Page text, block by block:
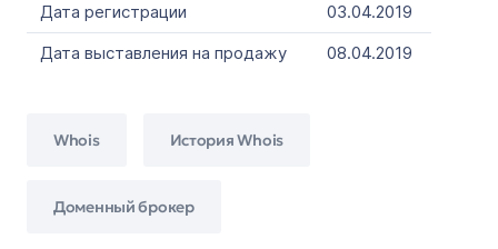
Дата регистрации
03.04.2019
Дата выставления на продажу
08.04.2019
Whois История Whois
Доменный брокер